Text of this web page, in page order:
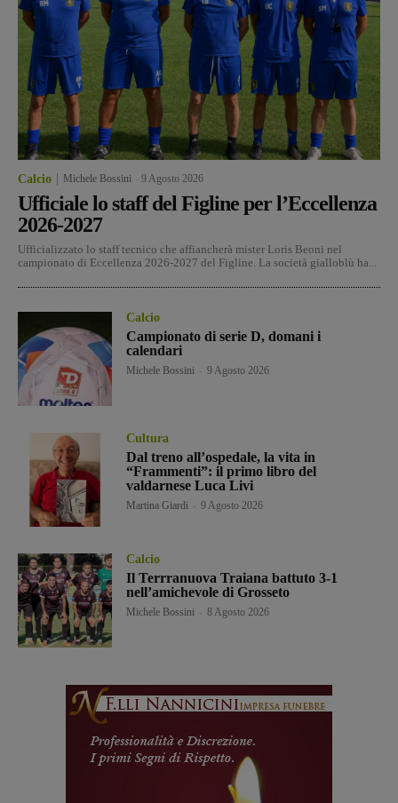
Calcio Michele Bossini 9 Agosto 2026
Ufficiale lo staff del Figline per l’Eccellenza
2026-2027
Ufficializzato lo staff tecnico che affiancherà mister Loris Beoni nel
campionato di Eccellenza 2026-2027 del Figline. La società gialloblù ha...
Calcio
Campionato di serie D, domani i
calendari
Michele Bossini 9 Agosto 2026
Cultura
Dal treno all’ospedale, la vita in
“Frammenti”: il primo libro del
valdarnese Luca Livi
Martina Giardi 9 Agosto 2026
Calcio
Il Terrranuova Traiana battuto 3-1
nell’amichevole di Grosseto
Michele Bossini 8 Agosto 2026